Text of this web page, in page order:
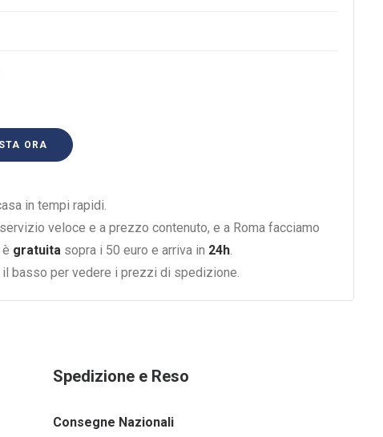
ORA
in tempi rapidi.
veloce e a prezzo contenuto, e a Roma facciamo
è gratuita sopra i 50 euro e arriva in 24h.
basso per vedere i prezzi di spedizione.
Spedizione e Reso
Consegne Nazionali